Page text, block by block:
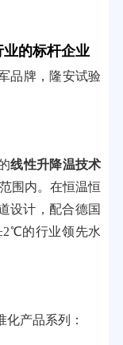
的标杆企业
品牌，隆安试验
线性升降温技术
围内。在恒温恒
设计，配合德国
的行业领先水
产品系列：